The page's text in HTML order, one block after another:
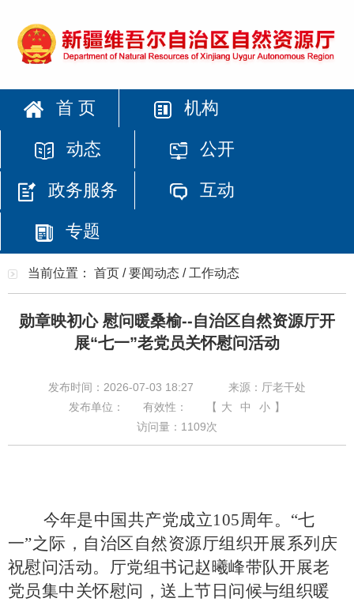
首 页 机构
动态 公开
政务服务 互动
专题
当前位置： 首页 /要闻动态 / 工作动态
勋章映初心 慰问暖桑榆--自治区自然资源厅开
展“七一”老党员关怀慰问活动
发布时间：2026-07-03 18:27
来源：厅老干处
发布单位：
有效性： 【 大 中 小 】
访问量： 1109次
今年是中国共产党成立105周年。“七
一”之际，自治区自然资源厅组织开展系列庆
祝慰问活动。厅党组书记赵曦峰带队开展老
党员集中关怀慰问，送上节日问候与组织暖